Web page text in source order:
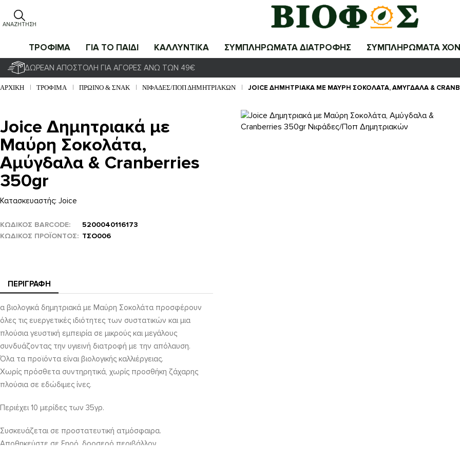
ΑΝΑΖΉΤΗΣΗ
ΤΡΟΦΙΜΑ ΓΙΑ ΤΟ ΠΑΙΔΙ ΚΑΛΛΥΝΤΙΚΑ ΣΥΜΠΛΗΡΩΜΑΤΑ ΔΙΑΤΡΟΦΗΣ ΣΥΜΠΛΗΡΩΜΑΤΑ
ΔΩΡΕΆΝ ΑΠΟΣΤΟΛΉ ΓΙΑ ΑΓΟΡΈΣ ΆΝΩ ΤΩΝ 49€
ΑΡΧΙΚΉ ΤΡΟΦΙΜΑ ΠΡΩΙΝΌ & ΣΝΑΚ ΝΙΦΆΔΕΣ/ΠΟΠ ΔΗΜΗΤΡΙΑΚΏΝ JOICE ΔΗΜΗΤΡΙΑΚΆ ΜΕ ΜΑΎΡΗ ΣΟΚΟΛΆΤΑ, ΑΜΎΓΔΑΛΑ &
Joice Δημητριακά με
Μαύρη Σοκολάτα,
Αμύγδαλα & Cranberries
350gr
Κατασκευαστής: Joice
ΚΩΔΙΚΟΣ BARCODE
5200040116173
ΚΩΔΙΚΌΣ ΠΡΟΪΌΝΤΟΣ
ΤΣΟ006
ΠΕΡΙΓΡΑΦΉ
α βιολογικά δημητριακά με Μαύρη Σοκολάτα προσφέρουν
όλες τις ευεργετικές ιδιότητες των συστατικών και μια
πλούσια γευστική εμπειρία σε μικρούς και μεγάλους
συνδυάζοντας την υγιεινή διατροφή με την απόλαυση.
Όλα τα προϊόντα είναι βιολογικής καλλιέργειας.
Χωρίς πρόσθετα συντηρητικά, χωρίς προσθήκη ζάχαρης
πλούσια σε εδώδιμες ίνες.
Περιέχει 10 μερίδες των 35γρ.
Συσκευάζεται σε προστατευτική ατμόσφαιρα.
Αποθηκεύστε σε ξηρό ,δροσερό περιβάλλον.